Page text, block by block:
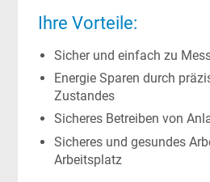
Ihre Vorteile:
Sicher und einfach zu
Energie Sparen durch
Zustandes
Sicheres Betreiben von
Sicheres und gesundes
Arbeitsplatz